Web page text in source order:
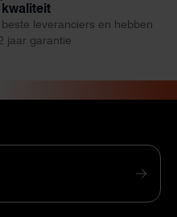
leveranciers en hebben
jaar garantie